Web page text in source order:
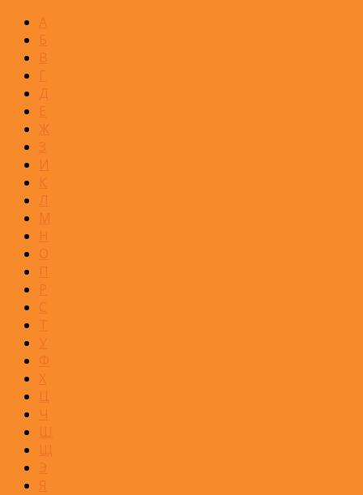
А
Б
В
Г
Д
Е
Ж
З
И
К
Л
М
Н
О
П
Р
С
Т
У
Ф
Х
Ц
Ч
Ш
Щ
Э
Я